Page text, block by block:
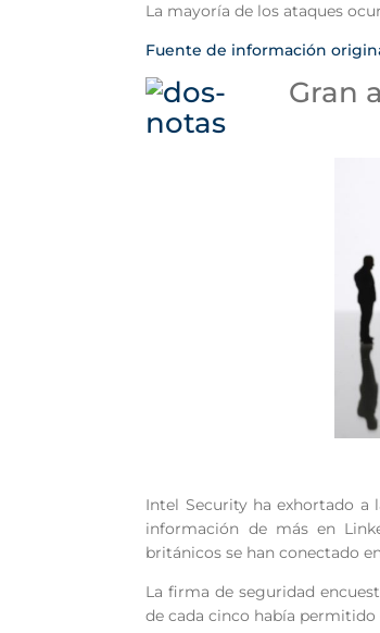
La mayoría de los ataques
Fuente de información
Gran
Intel Security ha exhortado a
información de más en
británicos se han conectado
La firma de seguridad
de cada cinco había permitido